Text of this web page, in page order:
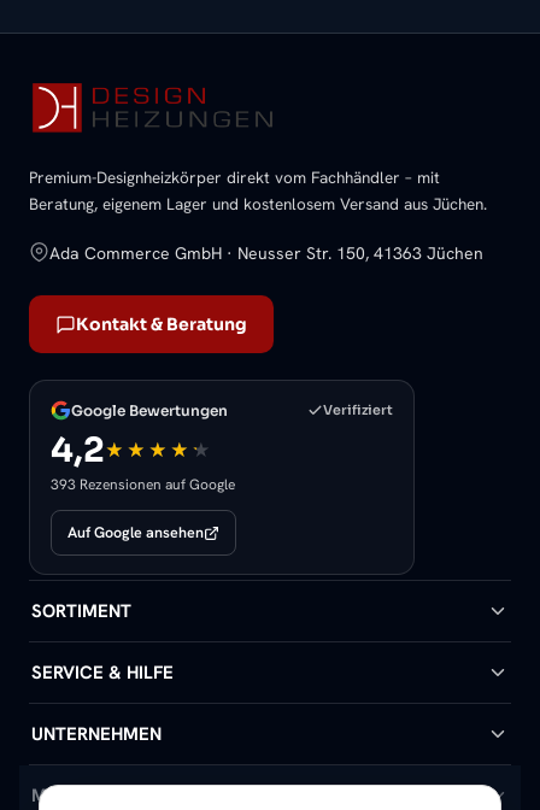
Premium-Designheizkörper direkt vom Fachhändler – mit
Beratung, eigenem Lager und kostenlosem Versand aus Jüchen.
Ada Commerce GmbH · Neusser Str. 150, 41363 Jüchen
Kontakt & Beratung
Google Bewertungen Verifiziert
4,2
393 Rezensionen auf Google
Auf Google ansehen
SORTIMENT
Badheizkörper
Handtuchheizkörper
Design-Heizkörper
SERVICE & HILFE
Hilfe & Kontakt
Versand & Lieferung
UNTERNEHMEN
Wir über uns
MEIN KONTO